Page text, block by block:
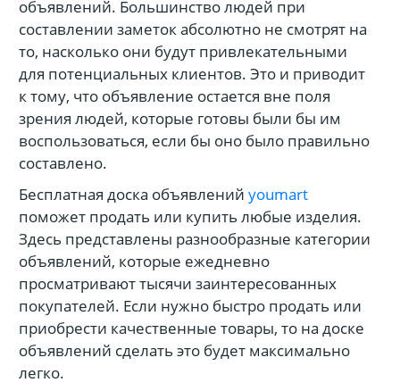
объявлений. Большинство людей при
составлении заметок абсолютно не смотрят на
то, насколько они будут привлекательными
для потенциальных клиентов. Это и приводит
к тому, что объявление остается вне поля
зрения людей, которые готовы были бы им
воспользоваться, если бы оно было правильно
составлено.
Бесплатная доска объявлений youmart
поможет продать или купить любые изделия.
Здесь представлены разнообразные категории
объявлений, которые ежедневно
просматривают тысячи заинтересованных
покупателей. Если нужно быстро продать или
приобрести качественные товары, то на доске
объявлений сделать это будет максимально
легко.